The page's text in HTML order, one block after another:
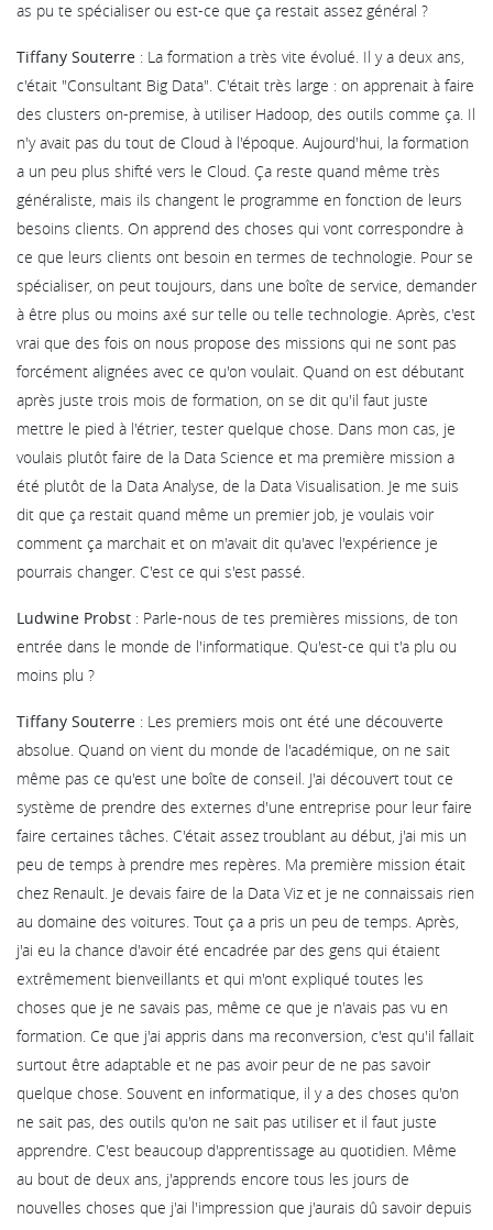
as pu te spécialiser ou est-ce que ça restait assez général ?
Tiffany Souterre : La formation a très vite évolué. Il y a deux ans,
c'était "Consultant Big Data". C'était très large : on apprenait à faire
des clusters on-premise, à utiliser Hadoop, des outils comme ça. Il
n'y avait pas du tout de Cloud à l'époque. Aujourd'hui, la formation
a un peu plus shifté vers le Cloud. Ça reste quand même très
généraliste, mais ils changent le programme en fonction de leurs
besoins clients. On apprend des choses qui vont correspondre à
ce que leurs clients ont besoin en termes de technologie. Pour se
spécialiser, on peut toujours, dans une boîte de service, demander
à être plus ou moins axé sur telle ou telle technologie. Après, c'est
vrai que des fois on nous propose des missions qui ne sont pas
forcément alignées avec ce qu'on voulait. Quand on est débutant
après juste trois mois de formation, on se dit qu'il faut juste
mettre le pied à l'étrier, tester quelque chose. Dans mon cas, je
voulais plutôt faire de la Data Science et ma première mission a
été plutôt de la Data Analyse, de la Data Visualisation. Je me suis
dit que ça restait quand même un premier job, je voulais voir
comment ça marchait et on m'avait dit qu'avec l'expérience je
pourrais changer. C'est ce qui s'est passé.
Ludwine Probst : Parle-nous de tes premières missions, de ton
entrée dans le monde de l'informatique. Qu'est-ce qui t'a plu ou
moins plu ?
Tiffany Souterre : Les premiers mois ont été une découverte
absolue. Quand on vient du monde de l'académique, on ne sait
même pas ce qu'est une boîte de conseil. J'ai découvert tout ce
système de prendre des externes d'une entreprise pour leur faire
faire certaines tâches. C'était assez troublant au début, j'ai mis un
peu de temps à prendre mes repères. Ma première mission était
chez Renault. Je devais faire de la Data Viz et je ne connaissais rien
au domaine des voitures. Tout ça a pris un peu de temps. Après,
j'ai eu la chance d'avoir été encadrée par des gens qui étaient
extrêmement bienveillants et qui m'ont expliqué toutes les
choses que je ne savais pas, même ce que je n'avais pas vu en
formation. Ce que j'ai appris dans ma reconversion, c'est qu'il fallait
surtout être adaptable et ne pas avoir peur de ne pas savoir
quelque chose. Souvent en informatique, il y a des choses qu'on
ne sait pas, des outils qu'on ne sait pas utiliser et il faut juste
apprendre. C'est beaucoup d'apprentissage au quotidien. Même
au bout de deux ans, j'apprends encore tous les jours de
nouvelles choses que j'ai l'impression que j'aurais dû savoir depuis